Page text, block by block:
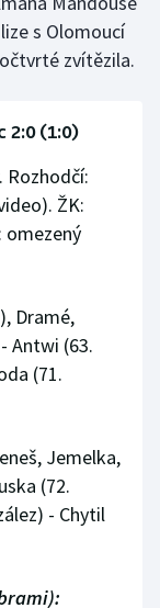
s Olomoucí
zvítězila.
2:0 (1:0)
Rozhodčí:
ŽK:
omezený
Dramé,
Antwi (63.
(71.
Jemelka,
(72.
- Chytil